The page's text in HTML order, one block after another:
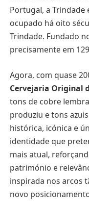
Portugal, a Trindade
ocupado há oito
Trindade. Fundado
precisamente em
Agora, com quase
Cervejaria Original
tons de cobre
produziu e tons
histórica, icónica e
identidade que
mais atual,
património e
inspirada nos arcos
novo